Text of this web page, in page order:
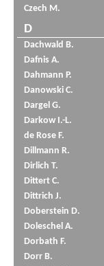
Czech M.
D
Dachwald B.
Dafnis A.
Dahmann P.
Danowski C.
Dargel G.
Darkow I.-L.
de Rose F.
Dillmann R.
Dirlich T.
Dittert C.
Dittrich J.
Doberstein D.
Doleschel A.
Dorbath F.
Dorr B.